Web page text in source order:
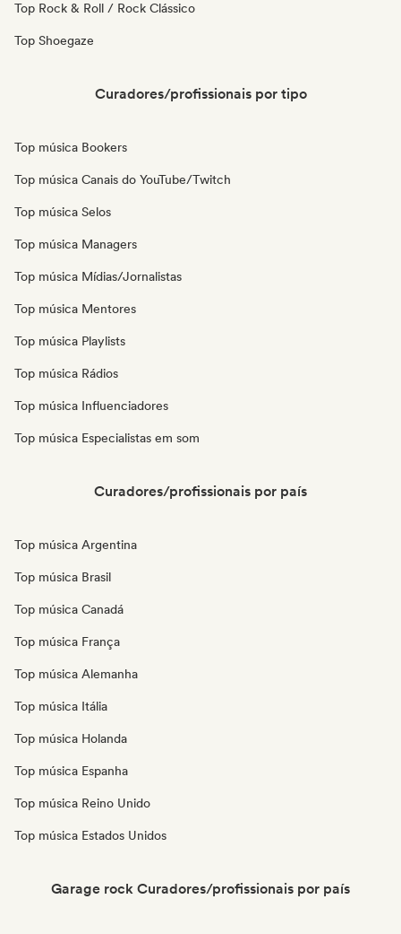
Top Rock & Roll / Rock Clássico
Top Shoegaze
Curadores/profissionais por tipo
Top música Bookers
Top música Canais do YouTube/Twitch
Top música Selos
Top música Managers
Top música Mídias/Jornalistas
Top música Mentores
Top música Playlists
Top música Rádios
Top música Influenciadores
Top música Especialistas em som
Curadores/profissionais por país
Top música Argentina
Top música Brasil
Top música Canadá
Top música França
Top música Alemanha
Top música Itália
Top música Holanda
Top música Espanha
Top música Reino Unido
Top música Estados Unidos
Garage rock Curadores/profissionais por país